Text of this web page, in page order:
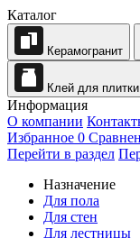
Каталог
Керамогранит
Клей для плитки
Информация
О компании
Избранное 0
Перейти в раздел
Назначение
Для пола
Для стен
Для лестницы